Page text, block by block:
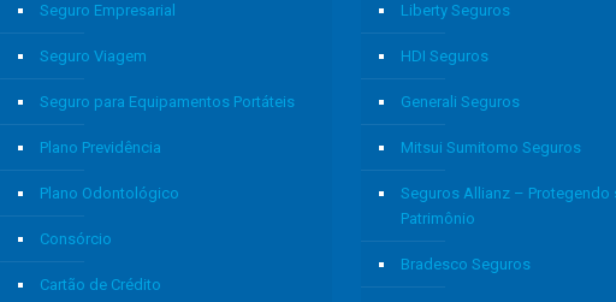
Seguro Empresarial
Seguro Viagem
Seguro para Equipamentos Portáteis
Plano Previdência
Plano Odontológico
Consórcio
Cartão de Crédito
Liberty Seguros
HDI Seguros
Generali Seguros
Mitsui Sumitomo Seguros
Seguros Allianz – Protegendo
Patrimônio
Bradesco Seguros